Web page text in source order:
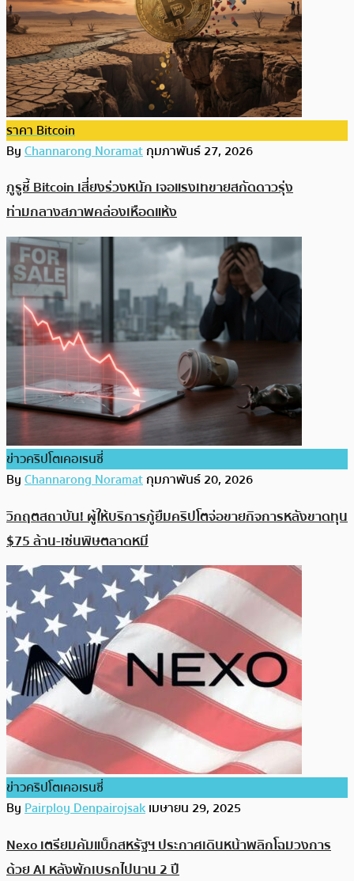
ราคา Bitcoin
ByChannarong Noramatกุมภาพันธ์ 27, 2026
กูรูชี้ Bitcoin เสี่ยงร่วงหนัก เจอแรงเทขายสกัดดาวรุ่ง
ท่ามกลางสภาพคล่องเหือดแห้ง
ข่าวคริปโตเคอเรนซี่
ByChannarong Noramatกุมภาพันธ์ 20, 2026
วิกฤตสถาบัน! ผู้ให้บริการกู้ยืมคริปโตจ่อขายกิจการหลังขาดทุน
$75 ล้าน-เซ่นพิษตลาดหมี
ข่าวคริปโตเคอเรนซี่
ByPairploy Denpairojsakเมษายน 29, 2025
Nexo เตรียมคัมแบ็กสหรัฐฯ ประกาศเดินหน้าพลิกโฉมวงการ
ด้วย AI หลังพักเบรกไปนาน 2 ปี